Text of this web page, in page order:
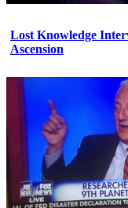
Lost Knowledge
Ascension